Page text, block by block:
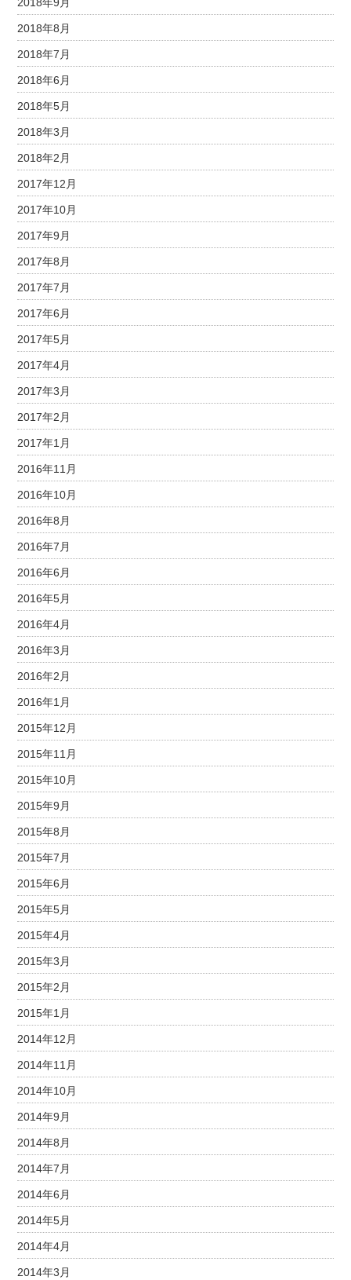
2018年8月
2018年7月
2018年6月
2018年5月
2018年3月
2018年2月
2017年12月
2017年10月
2017年9月
2017年8月
2017年7月
2017年6月
2017年5月
2017年4月
2017年3月
2017年2月
2017年1月
2016年11月
2016年10月
2016年8月
2016年7月
2016年6月
2016年5月
2016年4月
2016年3月
2016年2月
2016年1月
2015年12月
2015年11月
2015年10月
2015年9月
2015年8月
2015年7月
2015年6月
2015年5月
2015年4月
2015年3月
2015年2月
2015年1月
2014年12月
2014年11月
2014年10月
2014年9月
2014年8月
2014年7月
2014年6月
2014年5月
2014年4月
2014年3月